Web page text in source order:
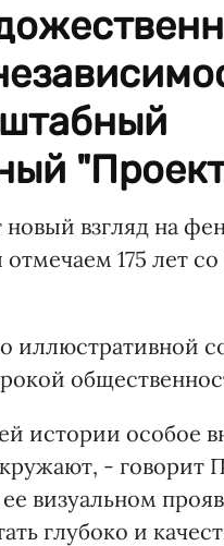
взгляд на
175 лет
иллюстративной
истории особое
- говорит
визуальном
глубоко и